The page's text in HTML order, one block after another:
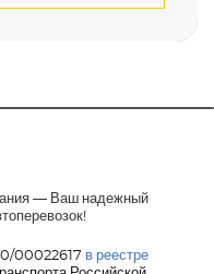
— Ваш надежный
00022617 в реестре